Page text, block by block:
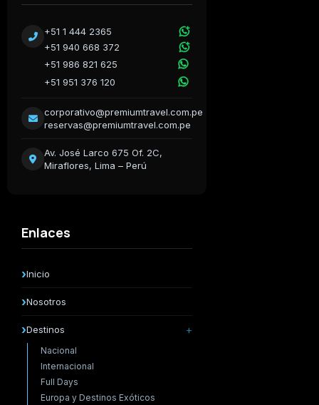
+51 1 444 2365
+51 940 668 372
+51 986 821 625
+51 951 376 120
corporativo@premiumtravel.com.pe
reservas@premiumtravel.com.pe
Av. José Larco 675 Of. 2C,
Miraflores, Lima – Perú
Enlaces
Inicio
Nosotros
Destinos
Nacional
Internacional
Full Days
Europa y Destinos Exóticos